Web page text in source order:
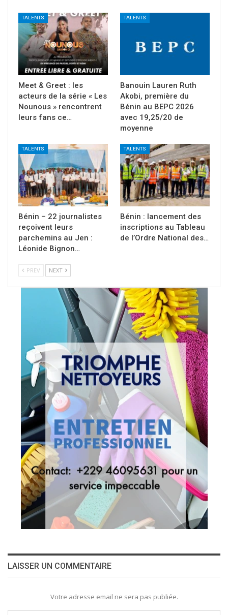
TALENTS
Meet & Greet : les
acteurs de la série « Les
Nounous » rencontrent
leurs fans ce…
TALENTS
Banouin Lauren Ruth
Akobi, première du
Bénin au BEPC 2026
avec 19,25/20 de
moyenne
TALENTS
Bénin – 22 journalistes
reçoivent leurs
parchemins au Jen :
Léonide Bignon…
TALENTS
Bénin : lancement des
inscriptions au Tableau
de l’Ordre National des…
PREV NEXT
LAISSER UN COMMENTAIRE
Votre adresse email ne sera pas publiée.